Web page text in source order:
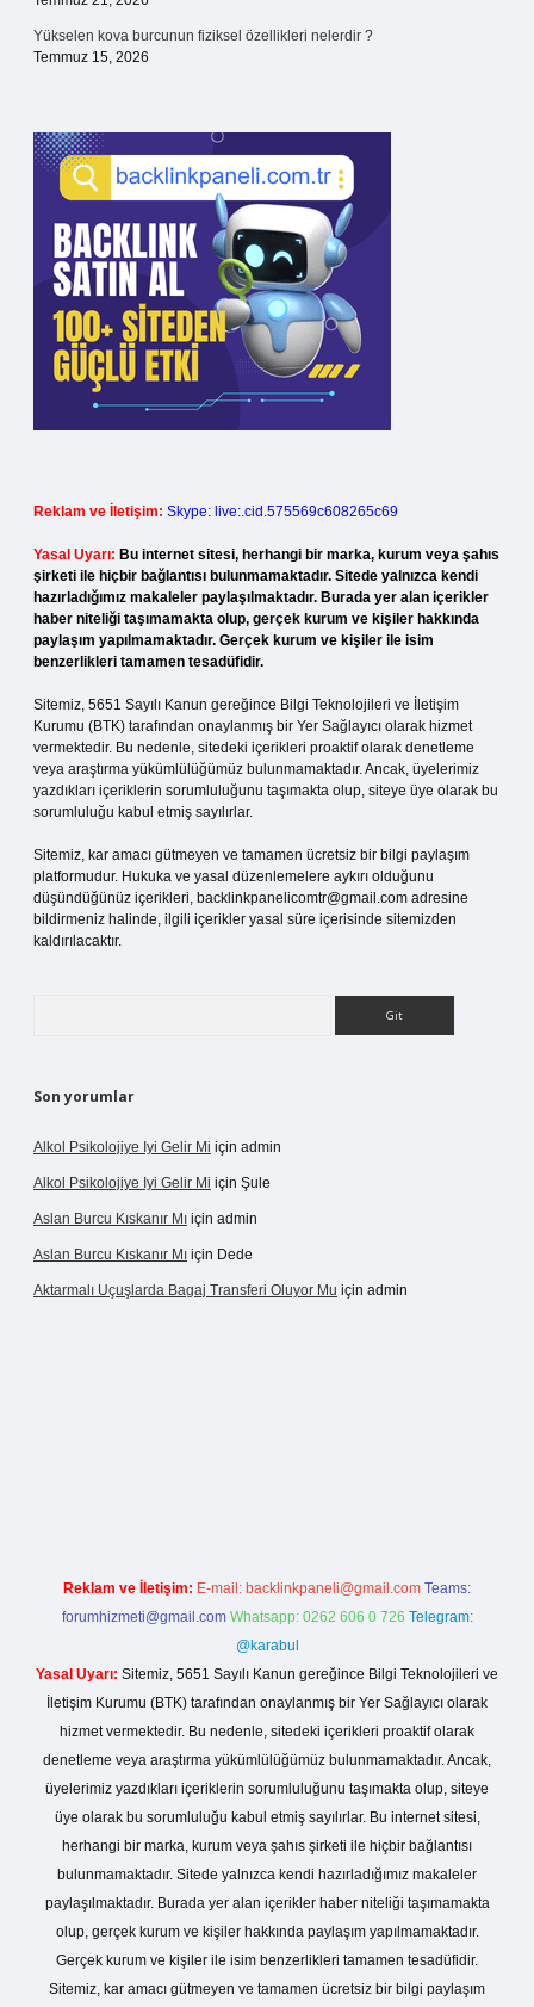
Yükselen kova burcunun fiziksel özellikleri nelerdir ?
Temmuz 15, 2026
Reklam ve İletişim: Skype: live:.cid.575569c608265c69
Yasal Uyarı: Bu internet sitesi, herhangi bir marka, kurum veya şahıs
şirketi ile hiçbir bağlantısı bulunmamaktadır. Sitede yalnızca kendi
hazırladığımız makaleler paylaşılmaktadır. Burada yer alan içerikler
haber niteliği taşımamakta olup, gerçek kurum ve kişiler hakkında
paylaşım yapılmamaktadır. Gerçek kurum ve kişiler ile isim
benzerlikleri tamamen tesadüfidir.
Sitemiz, 5651 Sayılı Kanun gereğince Bilgi Teknolojileri ve İletişim
Kurumu (BTK) tarafından onaylanmış bir Yer Sağlayıcı olarak hizmet
vermektedir. Bu nedenle, sitedeki içerikleri proaktif olarak denetleme
veya araştırma yükümlülüğümüz bulunmamaktadır. Ancak, üyelerimiz
yazdıkları içeriklerin sorumluluğunu taşımakta olup, siteye üye olarak bu
sorumluluğu kabul etmiş sayılırlar.
Sitemiz, kar amacı gütmeyen ve tamamen ücretsiz bir bilgi paylaşım
platformudur. Hukuka ve yasal düzenlemelere aykırı olduğunu
düşündüğünüz içerikleri, backlinkpanelicomtr@gmail.com adresine
bildirmeniz halinde, ilgili içerikler yasal süre içerisinde sitemizden
kaldırılacaktır.
Son yorumlar
Alkol Psikolojiye Iyi Gelir Mi için admin
Alkol Psikolojiye Iyi Gelir Mi için Şule
Aslan Burcu Kıskanır Mı için admin
Aslan Burcu Kıskanır Mı için Dede
Aktarmalı Uçuşlarda Bagaj Transferi Oluyor Mu için admin
Reklam ve İletişim: E-mail: backlinkpaneli@gmail.com Teams:
forumhizmeti@gmail.com Whatsapp: 0262 606 0 726 Telegram:
@karabul
Yasal Uyarı: Sitemiz, 5651 Sayılı Kanun gereğince Bilgi Teknolojileri ve
İletişim Kurumu (BTK) tarafından onaylanmış bir Yer Sağlayıcı olarak
hizmet vermektedir. Bu nedenle, sitedeki içerikleri proaktif olarak
denetleme veya araştırma yükümlülüğümüz bulunmamaktadır. Ancak,
üyelerimiz yazdıkları içeriklerin sorumluluğunu taşımakta olup, siteye
üye olarak bu sorumluluğu kabul etmiş sayılırlar. Bu internet sitesi,
herhangi bir marka, kurum veya şahıs şirketi ile hiçbir bağlantısı
bulunmamaktadır. Sitede yalnızca kendi hazırladığımız makaleler
paylaşılmaktadır. Burada yer alan içerikler haber niteliği taşımamakta
olup, gerçek kurum ve kişiler hakkında paylaşım yapılmamaktadır.
Gerçek kurum ve kişiler ile isim benzerlikleri tamamen tesadüfidir.
Sitemiz, kar amacı gütmeyen ve tamamen ücretsiz bir bilgi paylaşım